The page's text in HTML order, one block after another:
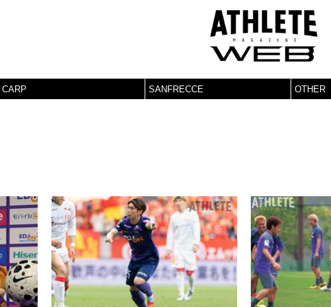
CARP SANFRECCE OTHER